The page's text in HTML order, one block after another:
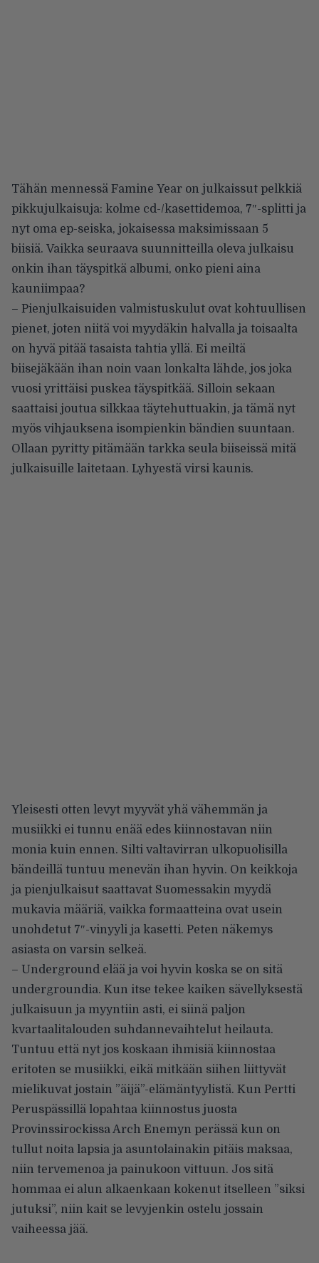
Tähän mennessä Famine Year on julkaissut pelkkiä
pikkujulkaisuja: kolme cd-/kasettidemoa, 7″-splitti ja
nyt oma ep-seiska, jokaisessa maksimissaan 5
biisiä. Vaikka seuraava suunnitteilla oleva julkaisu
onkin ihan täyspitkä albumi, onko pieni aina
kauniimpaa?
– Pienjulkaisuiden valmistuskulut ovat kohtuullisen
pienet, joten niitä voi myydäkin halvalla ja toisaalta
on hyvä pitää tasaista tahtia yllä. Ei meiltä
biisejäkään ihan noin vaan lonkalta lähde, jos joka
vuosi yrittäisi puskea täyspitkää. Silloin sekaan
saattaisi joutua silkkaa täytehuttuakin, ja tämä nyt
myös vihjauksena isompienkin bändien suuntaan.
Ollaan pyritty pitämään tarkka seula biiseissä mitä
julkaisuille laitetaan. Lyhyestä virsi kaunis.
Yleisesti otten levyt myyvät yhä vähemmän ja
musiikki ei tunnu enää edes kiinnostavan niin
monia kuin ennen. Silti valtavirran ulkopuolisilla
bändeillä tuntuu menevän ihan hyvin. On keikkoja
ja pienjulkaisut saattavat Suomessakin myydä
mukavia määriä, vaikka formaatteina ovat usein
unohdetut 7″-vinyyli ja kasetti. Peten näkemys
asiasta on varsin selkeä.
– Underground elää ja voi hyvin koska se on sitä
undergroundia. Kun itse tekee kaiken sävellyksestä
julkaisuun ja myyntiin asti, ei siinä paljon
kvartaalitalouden suhdannevaihtelut heilauta.
Tuntuu että nyt jos koskaan ihmisiä kiinnostaa
eritoten se musiikki, eikä mitkään siihen liittyvät
mielikuvat jostain ”äijä”-elämäntyylistä. Kun Pertti
Peruspässillä lopahtaa kiinnostus juosta
Provinssirockissa Arch Enemyn perässä kun on
tullut noita lapsia ja asuntolainakin pitäis maksaa,
niin tervemenoa ja painukoon vittuun. Jos sitä
hommaa ei alun alkaenkaan kokenut itselleen ”siksi
jutuksi”, niin kait se levyjenkin ostelu jossain
vaiheessa jää.